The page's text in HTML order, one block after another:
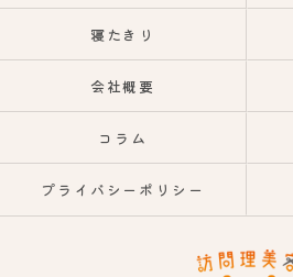
寝たきり
会社概要
コラム
プライバシーポリシー